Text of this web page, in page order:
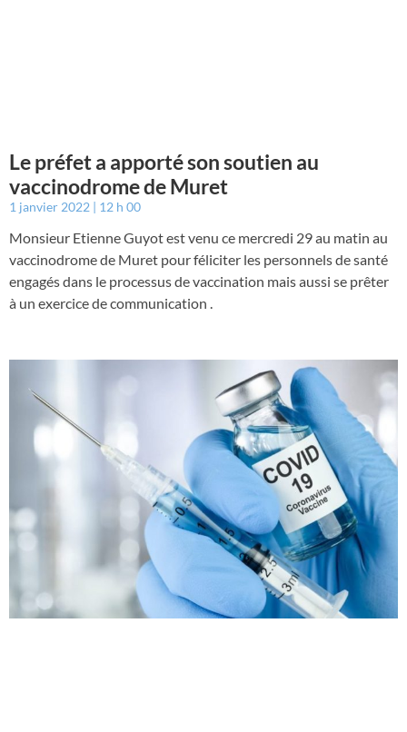
Le préfet a apporté son soutien au
vaccinodrome de Muret
1 janvier 2022 12 h 00
Monsieur Etienne Guyot est venu ce mercredi 29 au matin au
vaccinodrome de Muret pour féliciter les personnels de santé
engagés dans le processus de vaccination mais aussi se prêter
à un exercice de communication .